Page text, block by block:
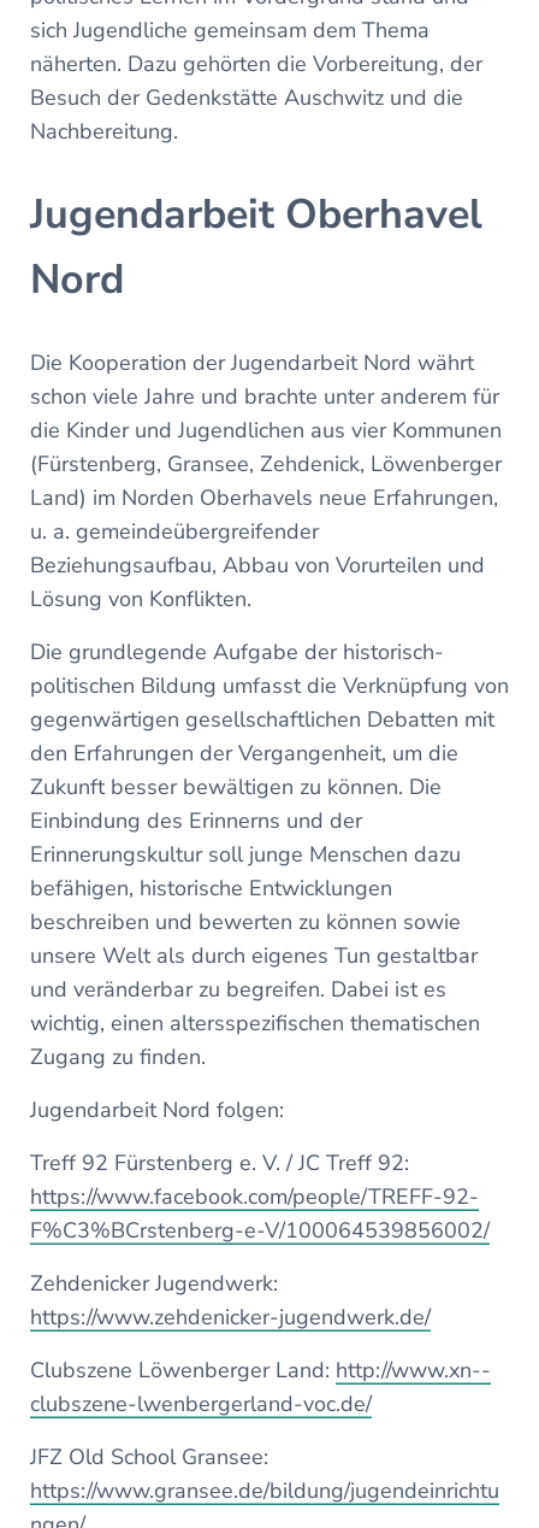
sich Jugendliche gemeinsam dem Thema
näherten. Dazu gehörten die Vorbereitung, der
Besuch der Gedenkstätte Auschwitz und die
Nachbereitung.
Jugendarbeit Oberhavel
Nord
Die Kooperation der Jugendarbeit Nord währt
schon viele Jahre und brachte unter anderem für
die Kinder und Jugendlichen aus vier Kommunen
(Fürstenberg, Gransee, Zehdenick, Löwenberger
Land) im Norden Oberhavels neue Erfahrungen,
u. a. gemeindeübergreifender
Beziehungsaufbau, Abbau von Vorurteilen und
Lösung von Konflikten.
Die grundlegende Aufgabe der historisch-
politischen Bildung umfasst die Verknüpfung von
gegenwärtigen gesellschaftlichen Debatten mit
den Erfahrungen der Vergangenheit, um die
Zukunft besser bewältigen zu können. Die
Einbindung des Erinnerns und der
Erinnerungskultur soll junge Menschen dazu
befähigen, historische Entwicklungen
beschreiben und bewerten zu können sowie
unsere Welt als durch eigenes Tun gestaltbar
und veränderbar zu begreifen. Dabei ist es
wichtig, einen altersspezifischen thematischen
Zugang zu finden.
Jugendarbeit Nord folgen:
Treff 92 Fürstenberg e. V. / JC Treff 92:
https://www.facebook.com/people/TREFF-92-
F%C3%BCrstenberg-e-V/100064539856002/
Zehdenicker Jugendwerk:
https://www.zehdenicker-jugendwerk.de/
Clubszene Löwenberger Land: http://www.xn--
clubszene-lwenbergerland-voc.de/
JFZ Old School Gransee:
https://www.gransee.de/bildung/jugendeinrichtu